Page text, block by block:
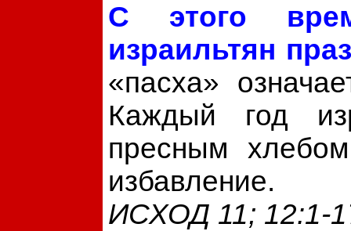
С этого
израильтян
«пасха»
Каждый год
пресным
избавление.
ИСХОД 11; 12:1-